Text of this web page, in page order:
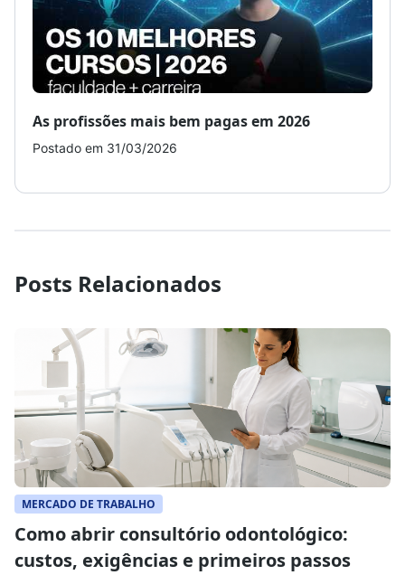
As profissões mais bem pagas em 2026
Postado em 31/03/2026
Posts Relacionados
MERCADO DE TRABALHO
Como abrir consultório odontológico:
custos, exigências e primeiros passos